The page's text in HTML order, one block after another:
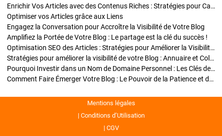
Enrichir Vos Articles avec des Contenus Riches : Stratégies pour Captiver et Optimiser
Optimiser vos Articles grâce aux Liens
Engagez la Conversation pour Accroître la Visibilité de Votre Blog
Amplifiez la Portée de Votre Blog : Le partage est la clé du succès !
Optimisation SEO des Articles : Stratégies pour Améliorer la Visibilité de Votre Blog
Stratégies pour améliorer la visibilité de votre Blog : Annuaire et Collaborations
Pourquoi Investir dans un Nom de Domaine Personnel : Les Clés de la Réussite de Votre Blog
Comment Faire Émerger Votre Blog : Le Pouvoir de la Patience et de la Persévérance
Mentions légales
Conditions d’Utilisation
CGV